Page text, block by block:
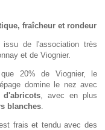
fraîcheur et rondeur
de l'association très
et de Viognier.
20% de Viognier, le
domine le nez avec
, avec en plus
blanches
frais et tendu avec des